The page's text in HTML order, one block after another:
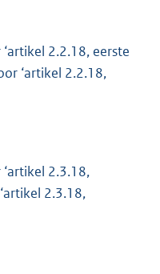
2.2.18, eerste
‘artikel 2.2.18,
2.3.18,
2.3.18,